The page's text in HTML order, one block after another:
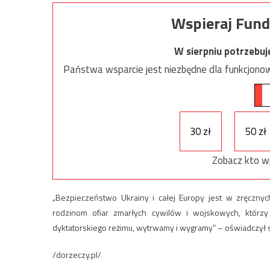
Wspieraj
W sierpniu
Państwa wsparcie jest niezbędne dla
30 zł
50 zł
Zobacz kto
„Bezpieczeństwo Ukrainy i całej Europy jest w
rodzinom ofiar zmarłych cywilów i wojskowych,
dyktatorskiego reżimu, wytrwamy i wygramy” – oświadczył
/dorzeczy.pl/